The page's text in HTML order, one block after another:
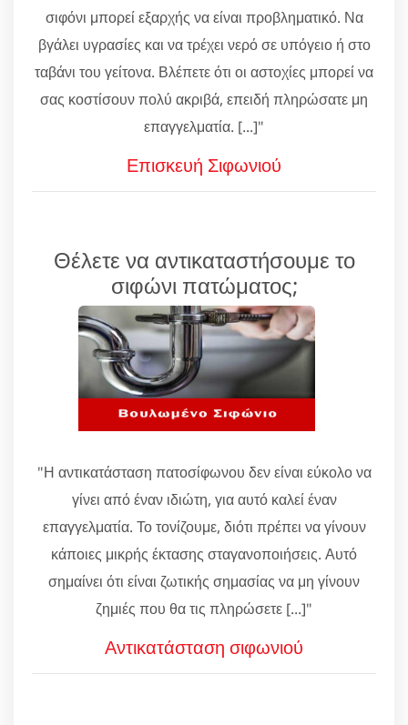
σιφόνι μπορεί εξαρχής να είναι προβληματικό. Να
βγάλει υγρασίες και να τρέχει νερό σε υπόγειο ή στο
ταβάνι του γείτονα. Βλέπετε ότι οι αστοχίες μπορεί να
σας κοστίσουν πολύ ακριβά, επειδή πληρώσατε μη
επαγγελματία. [...]"
Επισκευή Σιφωνιού
Θέλετε να αντικαταστήσουμε το
σιφώνι πατώματος;
"Η αντικατάσταση πατοσίφωνου δεν είναι εύκολο να
γίνει από έναν ιδιώτη, για αυτό καλεί έναν
επαγγελματία. Το τονίζουμε, διότι πρέπει να γίνουν
κάποιες μικρής έκτασης σταγανοποιήσεις. Αυτό
σημαίνει ότι είναι ζωτικής σημασίας να μη γίνουν
ζημιές που θα τις πληρώσετε [...]"
Αντικατάσταση σιφωνιού